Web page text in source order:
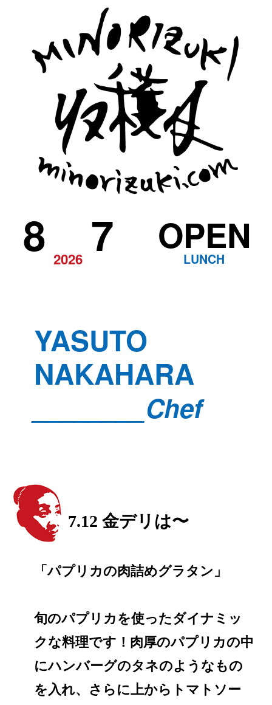
2026
8 7 LUNCH
OPEN
YASUTO
NAKAHARA
________Chef
7.12 金デリは〜
「パプリカの肉詰めグラタン」
旬のパプリカを使ったダイナミッ
クな料理です！肉厚のパプリカの中
にハンバーグのタネのようなもの
を入れ、さらに上からトマトソー